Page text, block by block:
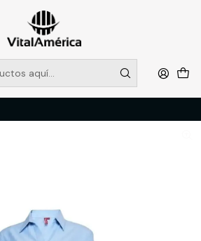
RETIROS EN TIENDA, DESDE
5956 2237
Leer más
TECNICA Y CORPORATIVA
BLUSA SPANDEX T/M